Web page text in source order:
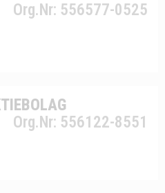
Org.Nr: 556577-0525
Org.Nr: 556122-8551